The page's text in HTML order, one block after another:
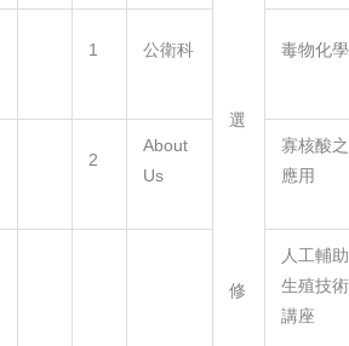
選
修
1 公衛科 毒物化學
2
About
Us
寡核酸之
應用
人工輔助
生殖技術
講座